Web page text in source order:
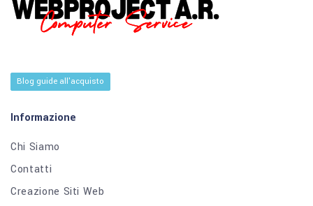
Blog guide all'acquisto
Informazione
Chi Siamo
Contatti
Creazione Siti Web